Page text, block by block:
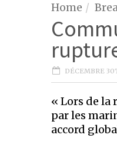
Home
DÉCEMBRE
« Lors de la
par les
accord